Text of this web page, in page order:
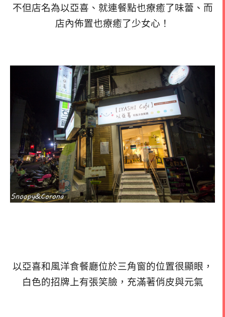
不但店名為以亞喜、就連餐點也療癒了味蕾、而
店內佈置也療癒了少女心！
以亞喜和風洋食餐廳位於三角窗的位置很顯眼，
白色的招牌上有張笑臉，充滿著俏皮與元氣